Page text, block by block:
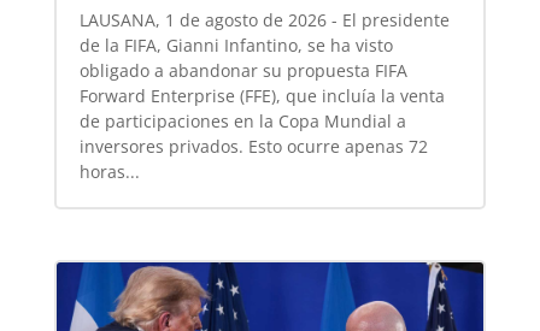
LAUSANA, 1 de agosto de 2026 - El presidente
de la FIFA, Gianni Infantino, se ha visto
obligado a abandonar su propuesta FIFA
Forward Enterprise (FFE), que incluía la venta
de participaciones en la Copa Mundial a
inversores privados. Esto ocurre apenas 72
horas...